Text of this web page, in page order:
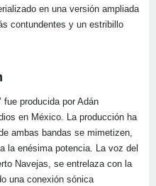
en una versión ampliada
contundentes y un estribillo
fue producida por Adán
en México. La producción ha
ambas bandas se mimetizen,
la enésima potencia. La voz del
Navejas, se entrelaza con la
una conexión sónica